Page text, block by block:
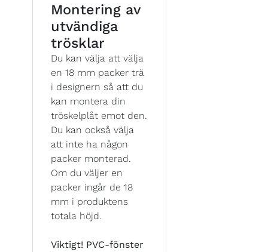
Montering av
utvändiga
trösklar
Du kan välja att välja
en 18 mm packer trä
i designern så att du
kan montera din
tröskelplåt emot den.
Du kan också välja
att inte ha någon
packer monterad.
Om du väljer en
packer ingår de 18
mm i produktens
totala höjd.
Viktigt! PVC-fönster